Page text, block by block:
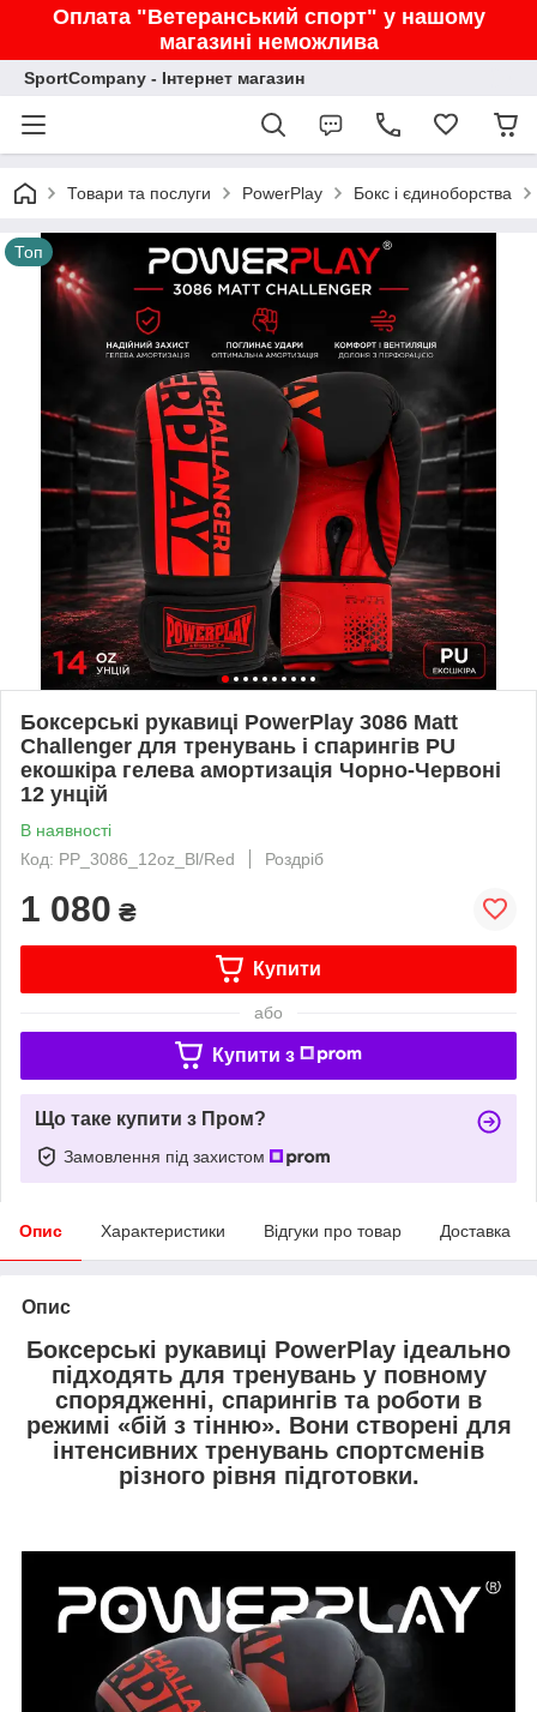
Оплата "Ветеранський спорт" у нашому
магазині неможлива
SportCompany - Інтернет магазин
Товари та послуги PowerPlay Бокс і єдиноборства
Топ
Боксерські рукавиці PowerPlay 3086 Matt
Challenger для тренувань і спарингів PU
екошкіра гелева амортизація Чорно-Червоні
12 унцій
В наявності
Код: PP_3086_12oz_Bl/Red
Роздріб
1 080 ₴
Купити
або
Купити з
Що таке купити з Пром?
Замовлення під захистом
Опис Характеристики Відгуки про товар Доставка
Опис
Боксерські рукавиці PowerPlay ідеально
підходять для тренувань у повному
спорядженні, спарингів та роботи в
режимі «бій з тінню». Вони створені для
інтенсивних тренувань спортсменів
різного рівня підготовки.